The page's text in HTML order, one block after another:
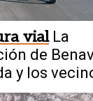
vial La
de
y los